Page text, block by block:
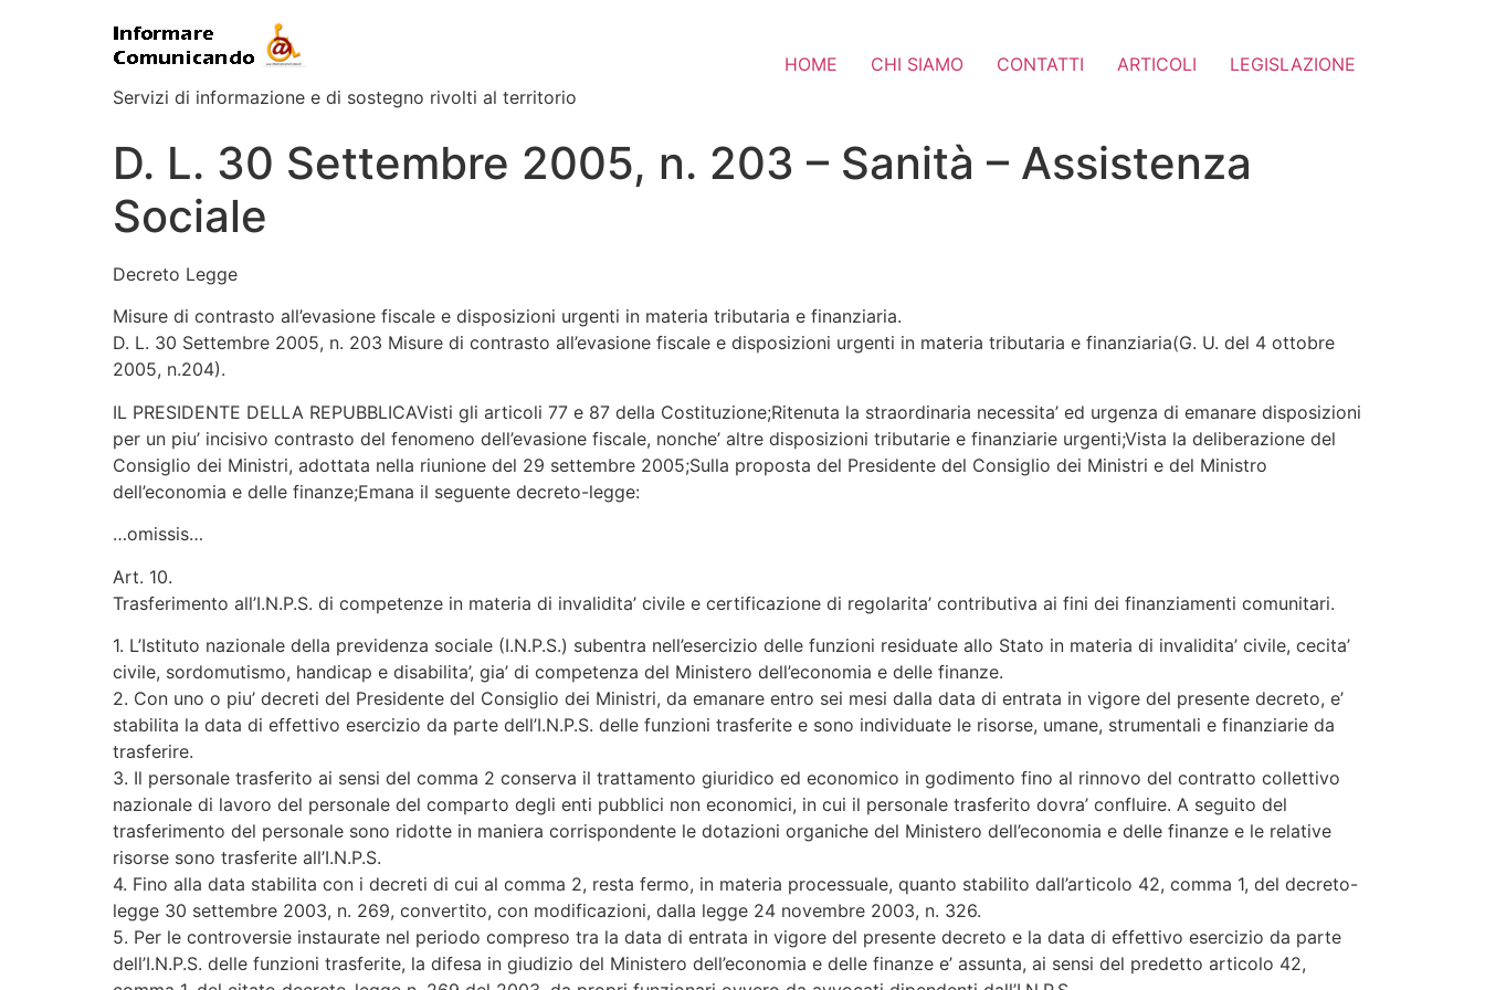
Servizi di informazione e di sostegno rivolti al territorio
HOME CHI SIAMO CONTATTI ARTICOLI LEGISLAZIONE
D. L. 30 Settembre 2005, n. 203 – Sanità – Assistenza
Sociale
Decreto Legge
Misure di contrasto all’evasione fiscale e disposizioni urgenti in materia tributaria e finanziaria.
D. L. 30 Settembre 2005, n. 203 Misure di contrasto all’evasione fiscale e disposizioni urgenti in materia tributaria e finanziaria(G. U. del 4 ottobre
2005, n.204).
IL PRESIDENTE DELLA REPUBBLICAVisti gli articoli 77 e 87 della Costituzione;Ritenuta la straordinaria necessita’ ed urgenza di emanare disposizioni
per un piu’ incisivo contrasto del fenomeno dell’evasione fiscale, nonche’ altre disposizioni tributarie e finanziarie urgenti;Vista la deliberazione del
Consiglio dei Ministri, adottata nella riunione del 29 settembre 2005;Sulla proposta del Presidente del Consiglio dei Ministri e del Ministro
dell’economia e delle finanze;Emana il seguente decreto-legge:
…omissis…
Art. 10.
Trasferimento all’I.N.P.S. di competenze in materia di invalidita’ civile e certificazione di regolarita’ contributiva ai fini dei finanziamenti comunitari.
1. L’Istituto nazionale della previdenza sociale (I.N.P.S.) subentra nell’esercizio delle funzioni residuate allo Stato in materia di invalidita’ civile, cecita’
civile, sordomutismo, handicap e disabilita’, gia’ di competenza del Ministero dell’economia e delle finanze.
2. Con uno o piu’ decreti del Presidente del Consiglio dei Ministri, da emanare entro sei mesi dalla data di entrata in vigore del presente decreto, e’
stabilita la data di effettivo esercizio da parte dell’I.N.P.S. delle funzioni trasferite e sono individuate le risorse, umane, strumentali e finanziarie da
trasferire.
3. Il personale trasferito ai sensi del comma 2 conserva il trattamento giuridico ed economico in godimento fino al rinnovo del contratto collettivo
nazionale di lavoro del personale del comparto degli enti pubblici non economici, in cui il personale trasferito dovra’ confluire. A seguito del
trasferimento del personale sono ridotte in maniera corrispondente le dotazioni organiche del Ministero dell’economia e delle finanze e le relative
risorse sono trasferite all’I.N.P.S.
4. Fino alla data stabilita con i decreti di cui al comma 2, resta fermo, in materia processuale, quanto stabilito dall’articolo 42, comma 1, del decreto-
legge 30 settembre 2003, n. 269, convertito, con modificazioni, dalla legge 24 novembre 2003, n. 326.
5. Per le controversie instaurate nel periodo compreso tra la data di entrata in vigore del presente decreto e la data di effettivo esercizio da parte
dell’I.N.P.S. delle funzioni trasferite, la difesa in giudizio del Ministero dell’economia e delle finanze e’ assunta, ai sensi del predetto articolo 42,